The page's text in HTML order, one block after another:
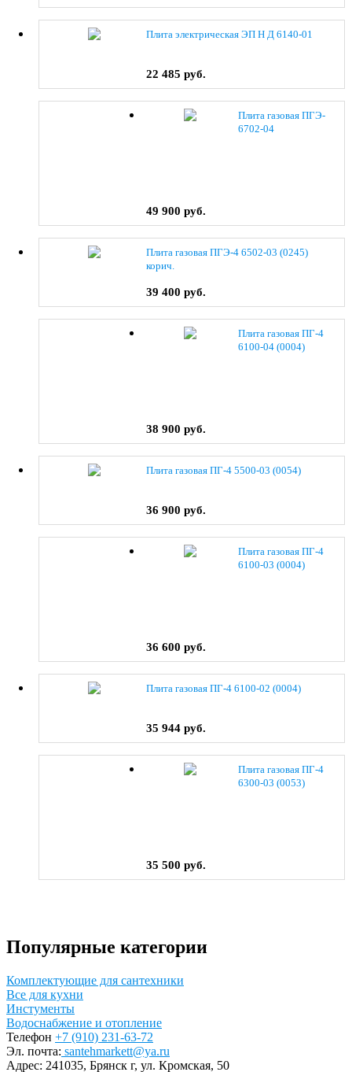
Плита электрическая ЭП Н Д 6140-01
22 485 руб.
Плита газовая ПГЭ-
6702-04
49 900 руб.
Плита газовая ПГЭ-4 6502-03 (0245)
корич.
39 400 руб.
Плита газовая ПГ-4
6100-04 (0004)
38 900 руб.
Плита газовая ПГ-4 5500-03 (0054)
36 900 руб.
Плита газовая ПГ-4
6100-03 (0004)
36 600 руб.
Плита газовая ПГ-4 6100-02 (0004)
35 944 руб.
Плита газовая ПГ-4
6300-03 (0053)
35 500 руб.
Популярные категории
Комплектующие для сантехники
Все для кухни
Инстументы
Водоснабжение и отопление
Телефон +7 (910) 231-63-72
Эл. почта: santehmarkett@ya.ru
Адрес: 241035, Брянск г, ул. Кромская, 50